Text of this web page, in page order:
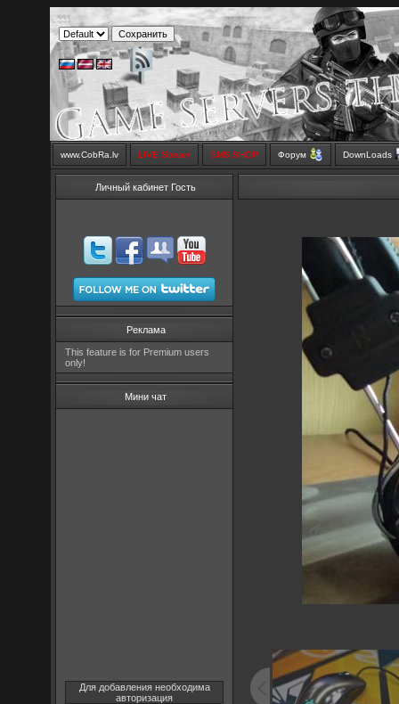
www.CobRa.lv LIVE Stream SMS SHOP Форум DownLoads
Личный кабинет Гость
Реклама
This feature is for Premium users
only!
Мини чат
Для добавления необходима
авторизация